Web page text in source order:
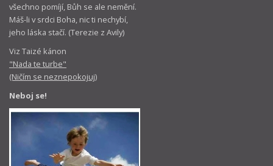
všechno pomíjí, Bůh se ale nemění.
Máš-li v srdci Boha, nic ti nechybí,
jeho láska stačí. (Terezie z Avily)
Viz Taizé kánon
"Nada te turbe"
(Ničím se neznepokojuj)
Neboj se!